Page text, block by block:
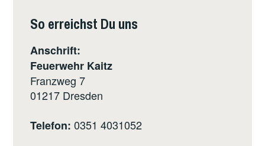
So erreichst Du uns
Anschrift:
Feuerwehr Kaitz
Franzweg 7
01217 Dresden
Telefon:0351 4031052